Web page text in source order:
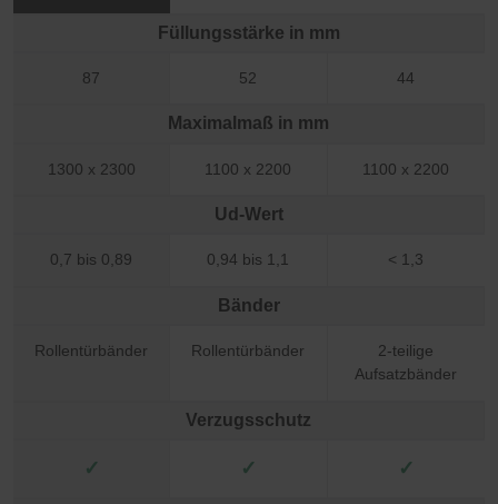
Füllungsstärke in mm
87 52 44
Maximalmaß in mm
1300 x 2300 1100 x 2200 1100 x 2200
Ud-Wert
0,7 bis 0,89 0,94 bis 1,1 < 1,3
Bänder
Rollentürbänder Rollentürbänder
2-teilige
Aufsatzbänder
Verzugsschutz
✓ ✓ ✓